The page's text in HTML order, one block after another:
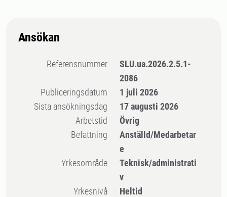
Ansökan
Referensnummer
SLU.ua.2026.2.5.1-
2086
Publiceringsdatum
1 juli 2026
Sista ansökningsdag
17 augusti 2026
Arbetstid
Övrig
Befattning
Anställd/Medarbetar
e
Yrkesområde
Teknisk/administrati
v
Yrkesnivå
Heltid